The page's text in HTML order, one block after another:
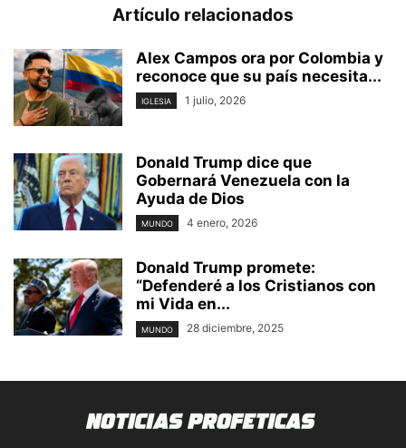
Artículo relacionados
Alex Campos ora por Colombia y
reconoce que su país necesita...
IGLESIA 1 julio, 2026
Donald Trump dice que
Gobernará Venezuela con la
Ayuda de Dios
MUNDO 4 enero, 2026
Donald Trump promete:
“Defenderé a los Cristianos con
mi Vida en...
MUNDO 28 diciembre, 2025